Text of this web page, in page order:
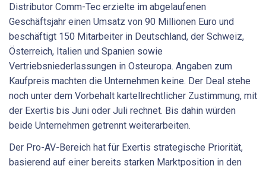
Distributor Comm-Tec erzielte im abgelaufenen
Geschäftsjahr einen Umsatz von 90 Millionen Euro und
beschäftigt 150 Mitarbeiter in Deutschland, der Schweiz,
Österreich, Italien und Spanien sowie
Vertriebsniederlassungen in Osteuropa. Angaben zum
Kaufpreis machten die Unternehmen keine. Der Deal stehe
noch unter dem Vorbehalt kartellrechtlicher Zustimmung, mit
der Exertis bis Juni oder Juli rechnet. Bis dahin würden
beide Unternehmen getrennt weiterarbeiten.
Der Pro-AV-Bereich hat für Exertis strategische Priorität,
basierend auf einer bereits starken Marktposition in den